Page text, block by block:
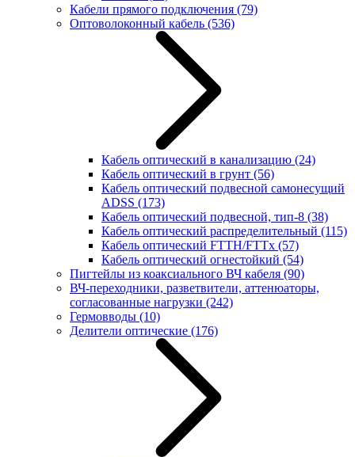
Кабели прямого подключения (79)
Оптоволоконный кабель (536)
Кабель оптический в канализацию (24)
Кабель оптический в грунт (56)
Кабель оптический подвесной самонесущий
ADSS (173)
Кабель оптический подвесной, тип-8 (38)
Кабель оптический распределительный (115)
Кабель оптический FTTH/FTTx (57)
Кабель оптический огнестойкий (54)
Пигтейлы из коаксиального ВЧ кабеля (90)
ВЧ-переходники, разветвители, аттенюаторы,
согласованные нагрузки (242)
Гермовводы (10)
Делители оптические (176)